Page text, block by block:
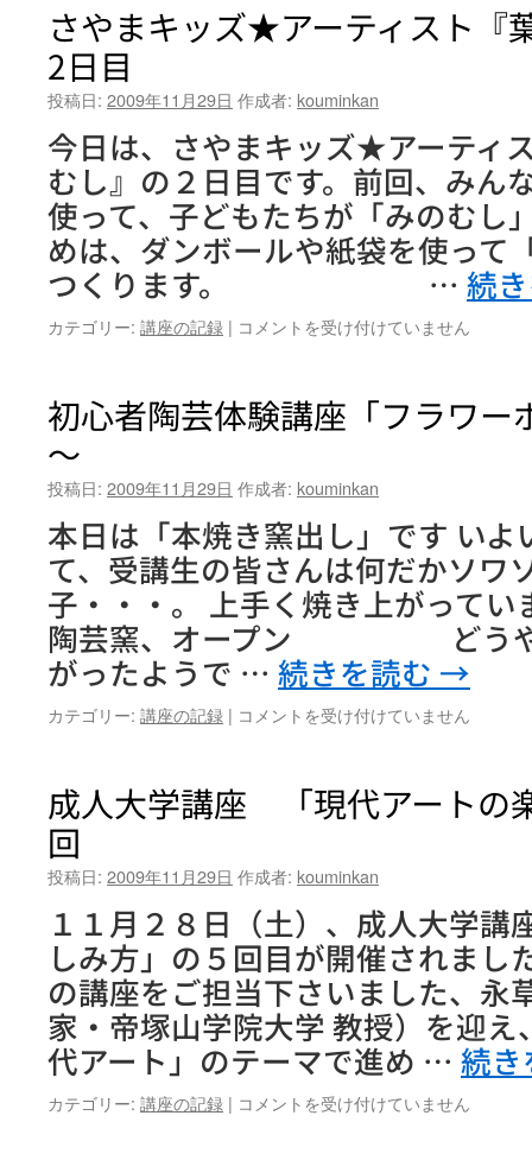
け
付
す。
は
０
休
日
で
す。
は
さやまキッズ★アーティスト『
2日目
投稿日: 2009年11月29日 作成者: kouminkan
今日は、さやまキッズ★アーティ
むし』の２日目です。前回、みん
使って、子どもたちが「みのむし
めは、ダンボールや紙袋を使って
つくります。 … 続
カテゴリー: 講座の記録 | さ
キ
ッ
ア
テ
ィ
ス
ト
『葉
で
派
み
し』
2
目
コメントを受け付けていません
初心者陶芸体験講座「フラワー
～
投稿日: 2009年11月29日 作成者: kouminkan
本日は「本焼き窯出し」です いよ
て、受講生の皆さんは何だかソワ
子・・・。 上手く焼き上がって
陶芸窯、オープン どうや
がったようで … 続きを読む →
カテゴリー: 講座の記録 | 初
芸
講
「フ
ラ
ワ
ー
ポ
ッ
ト」
最
コメントを受け付けていません
成人大学講座 「現代アート
回
投稿日: 2009年11月29日 作成者: kouminkan
１１月２８日（土）、成人大学講
しみ方」の５回目が開催されまし
の講座をご担当下さいました、永
家・帝塚山学院大学 教授）を迎
代アート」のテーマで進め … 続
カテゴリー: 講座の記録 | 成
コメントを受け付けていません